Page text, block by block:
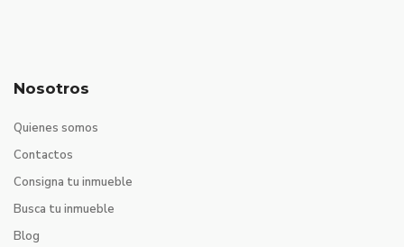
Nosotros
Quienes somos
Contactos
Consigna tu inmueble
Busca tu inmueble
Blog